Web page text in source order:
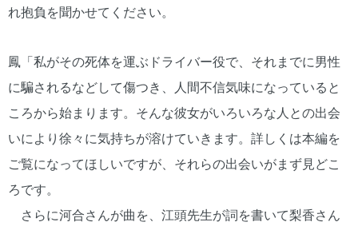
れ抱負を聞かせてください。
鳳「私がその死体を運ぶドライバー役で、それまでに男性
に騙されるなどして傷つき、人間不信気味になっていると
ころから始まります。そんな彼女がいろいろな人との出会
いにより徐々に気持ちが溶けていきます。詳しくは本編を
ご覧になってほしいですが、それらの出会いがまず見どこ
ろです。
さらに河合さんが曲を、江頭先生が詞を書いて梨香さん